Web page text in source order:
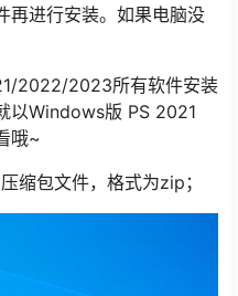
再进行安装。如果电脑没
2022/2023所有软件安装
以Windows版 PS 2021
哦~
缩包文件，格式为zip；